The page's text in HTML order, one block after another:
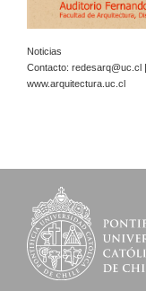
Noticias
Contacto: redesarq@uc.cl
www.arquitectura.uc.cl